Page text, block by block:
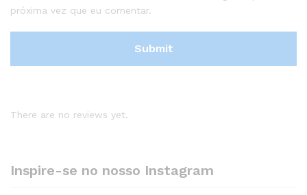
próxima vez que eu comentar.
There are no reviews yet.
Inspire-se no nosso Instagram